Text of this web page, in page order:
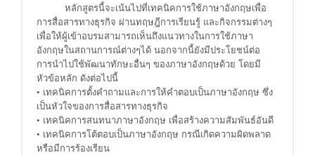
หลักสูตรนี้จะเน้นไปที่เทคนิคการใช้ภาษาอังกฤษเพื่อ
การสื่อสารทางธุรกิจ ผ่านทฤษฎีการเรียนรู้ และกิจกรรมต่างๆ
เพื่อให้ผู้เข้าอบรมสามารถเห็นถึงแนวทางในการใช้ภาษา
อังกฤษในสถานการณ์ต่างๆได้ นอกจากนี้ยังมีประโยชน์ต่อ
การนำไปใช้พัฒนาทักษะอื่นๆ ของภาษาอังกฤษด้วย โดยมี
หัวข้อหลัก ดังต่อไปนี้
• เทคนิคการตั้งคำถามและการให้คำตอบเป็นภาษาอังกฤษ ซึ่ง
เป็นหัวใจของการสื่อสารทางธุรกิจ
• เทคนิคการสนทนาภาษาอังกฤษ เพื่อสร้างความสัมพันธ์อันดี
• เทคนิคการโต้ตอบเป็นภาษาอังกฤษ กรณีเกิดความผิดพลาด
หรือมีการร้องเรียน